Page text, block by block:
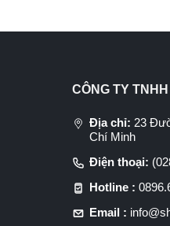
CÔNG TY
Địa chỉ: 23
Chí Minh
Điện thoại:
Hotline :
Email :